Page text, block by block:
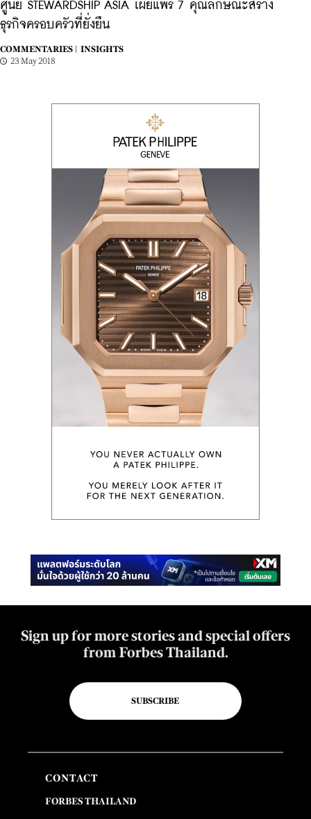
ศูนย์ STEWARDSHIP ASIA เผยแพร่ 7 คุณลักษณะสร้าง
ธุรกิจครอบครัวที่ยั่งยืน
COMMENTARIES |
INSIGHTS
23 May 2018
Sign up for more stories and special offers
from Forbes Thailand.
SUBSCRIBE
CONTACT
FORBES THAILAND